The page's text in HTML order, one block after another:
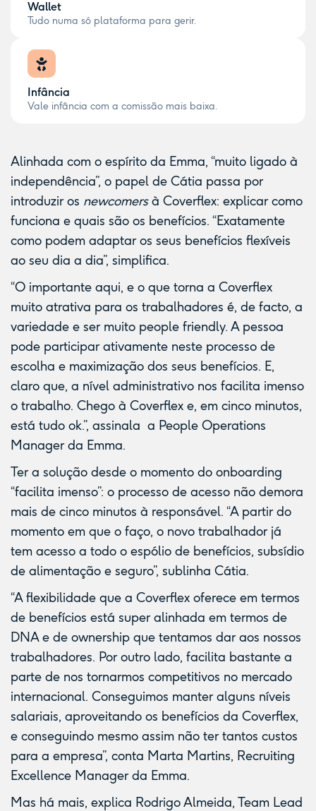
Wallet
Tudo numa só plataforma para gerir.
Infância
Vale infância com a comissão mais baixa.
Alinhada com o espírito da Emma, “muito ligado à
independência”, o papel de Cátia passa por
introduzir os newcomersà Coverflex: explicar como
funciona e quais são os benefícios. “Exatamente
como podem adaptar os seus benefícios flexíveis
ao seu dia a dia”, simplifica.
“O importante aqui, e o que torna a Coverflex
muito atrativa para os trabalhadores é, de facto, a
variedade e ser muito people friendly. A pessoa
pode participar ativamente neste processo de
escolha e maximização dos seus benefícios. E,
claro que, a nível administrativo nos facilita imenso
o trabalho. Chego à Coverflex e, em cinco minutos,
está tudo ok.”, assinala a People Operations
Manager da Emma.
Ter a solução desde o momento do onboarding
“facilita imenso”: o processo de acesso não demora
mais de cinco minutos à responsável. “A partir do
momento em que o faço, o novo trabalhador já
tem acesso a todo o espólio de benefícios, subsídio
de alimentação e seguro”, sublinha Cátia.
“A flexibilidade que a Coverflex oferece em termos
de benefícios está super alinhada em termos de
DNA e de ownership que tentamos dar aos nossos
trabalhadores. Por outro lado, facilita bastante a
parte de nos tornarmos competitivos no mercado
internacional. Conseguimos manter alguns níveis
salariais, aproveitando os benefícios da Coverflex,
e conseguindo mesmo assim não ter tantos custos
para a empresa”, conta Marta Martins, Recruiting
Excellence Manager da Emma.
Mas há mais, explica Rodrigo Almeida, Team Lead